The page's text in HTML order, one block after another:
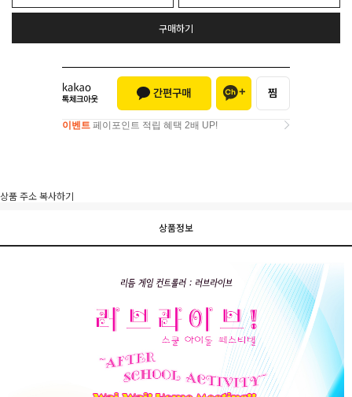
구매하기
이벤트 페이포인트 적립 혜택 2배 UP!
상품 주소 복사하기
상품정보